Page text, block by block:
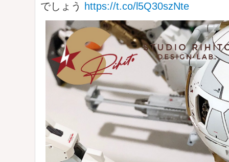
でしょう
https://t.co/l5Q30szNte